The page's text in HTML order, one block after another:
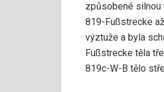
způsobené silnou
819-Fußstrecke
výztuže a byla
Fußstrecke těla
819c-W-B tělo